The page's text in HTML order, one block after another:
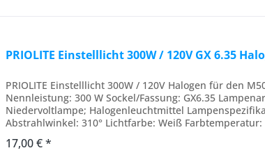
PRIOLITE Einstelllicht 300W / 120V GX 6.35
PRIOLITE Einstelllicht 300W / 120V Halogen für den
Nennleistung: 300 W Sockel/Fassung: GX6.35
Niedervoltlampe; Halogenleuchtmittel
Abstrahlwinkel: 310° Lichtfarbe: Weiß Farbtemperatur:
17,00 € *